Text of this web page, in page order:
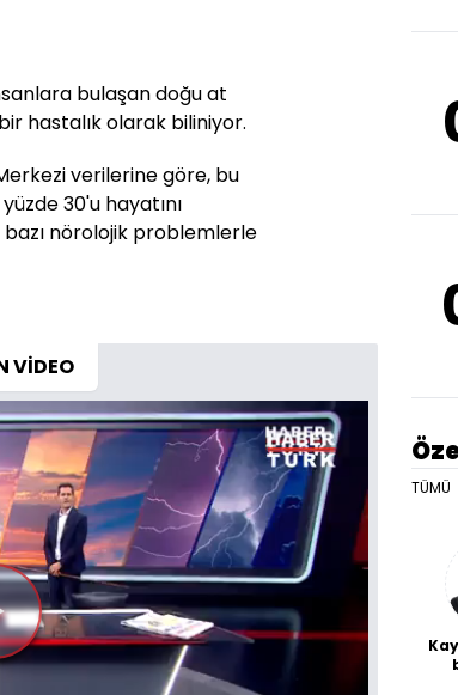
bulaşan doğu at
hastalık olarak biliniyor.
verilerine göre, bu
30'u hayatını
nörolojik problemlerle
VİDEO
TÜMÜ